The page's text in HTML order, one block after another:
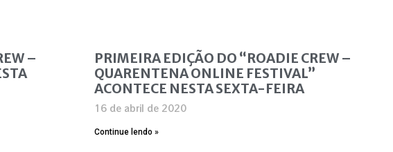
–
PRIMEIRA EDIÇÃO DO “ROADIE CREW –
QUARENTENA ONLINE FESTIVAL”
ACONTECE NESTA SEXTA-FEIRA
16 de abril de 2020
Continue lendo »